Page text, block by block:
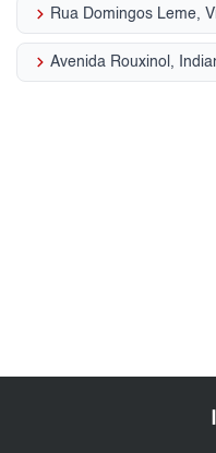
keyboard_arrow_right Rua Domingos Leme,
keyboard_arrow_right Avenida Rouxinol,